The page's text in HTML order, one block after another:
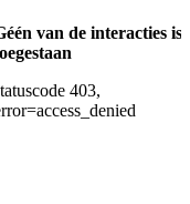
van de interacties is
403,